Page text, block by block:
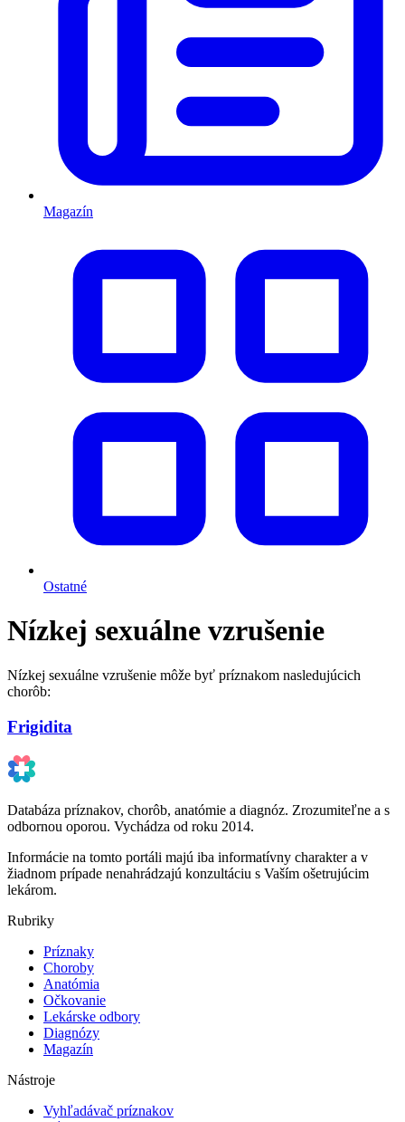
Magazín
Ostatné
Nízkej sexuálne vzrušenie
Nízkej sexuálne vzrušenie môže byť príznakom nasledujúcich
chorôb:
Frigidita
Databáza príznakov, chorôb, anatómie a diagnóz. Zrozumiteľne a s
odbornou oporou. Vychádza od roku 2014.
Informácie na tomto portáli majú iba informatívny charakter a v
žiadnom prípade nenahrádzajú konzultáciu s Vaším ošetrujúcim
lekárom.
Rubriky
Príznaky
Choroby
Anatómia
Očkovanie
Lekárske odbory
Diagnózy
Magazín
Nástroje
Vyhľadávač príznakov